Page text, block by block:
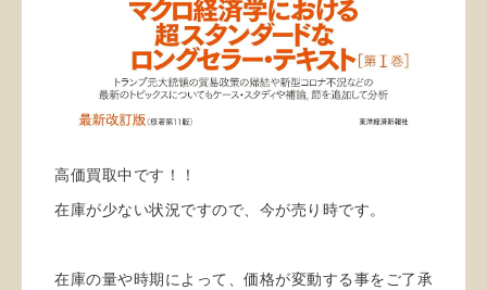
高価買取中です！！
在庫が少ない状況ですので、今が売り時です。
在庫の量や時期によって、価格が変動する事をご了承